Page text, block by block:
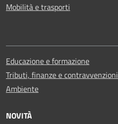
Mobilità e trasporti
Educazione e formazione
Tributi, finanze e contravvenzioni
Ambiente
NOVITÀ